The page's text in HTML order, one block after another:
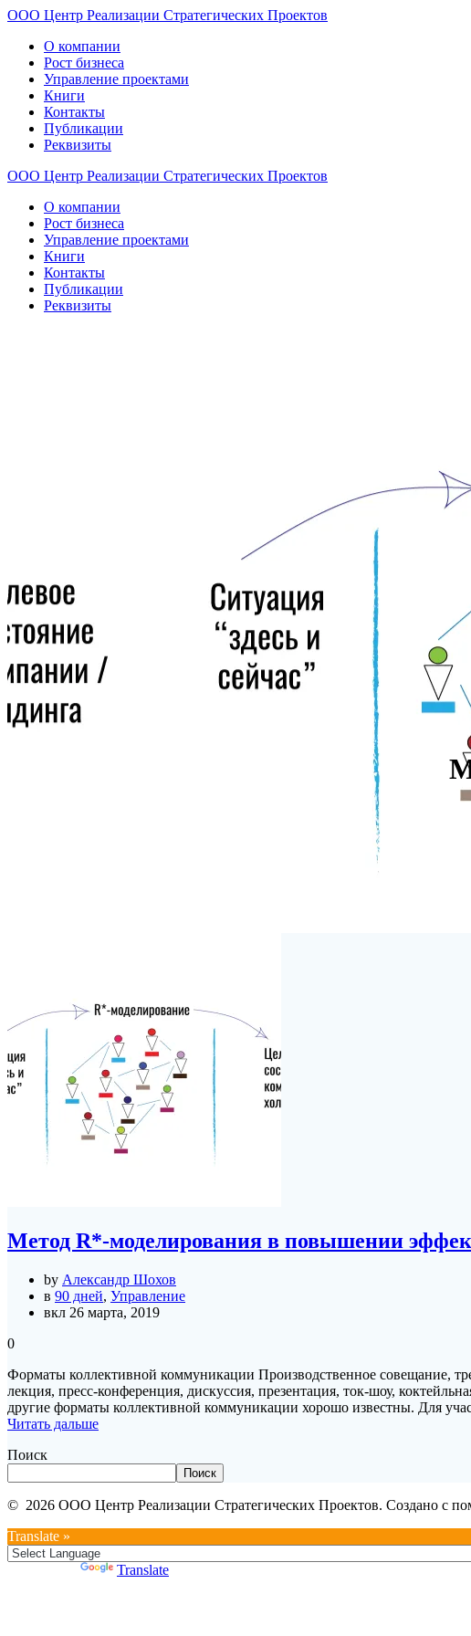
ООО Центр Реализации Стратегических Проектов
О компании
Рост бизнеса
Управление проектами
Книги
Контакты
Публикации
Реквизиты
ООО Центр Реализации Стратегических Проектов
О компании
Рост бизнеса
Управление проектами
Книги
Контакты
Публикации
Реквизиты
Метод R*-моделирования в повышении
by Александр Шохов
в 90 дней, Управление
вкл 26 марта, 2019
0
Форматы коллективной коммуникации Производственное совещание,
лекция, пресс-конференция, дискуссия, презентация, ток-шоу,
другие форматы коллективной коммуникации хорошо известны. Для
Читать дальше
Поиск
Поиск
© 2026 ООО Центр Реализации Стратегических Проектов. Создано с
Translate »
Translate